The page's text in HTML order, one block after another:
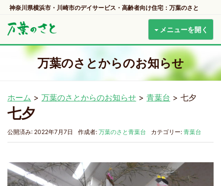
神奈川県横浜市・川崎市のデイサービス・高齢者向け住宅：万葉のさと
メニューを開く
万葉のさとからのお知らせ
ホーム > 万葉のさとからのお知らせ > 青葉台 > 七夕
七夕
公開済み: 2022年7月7日 作成者: 万葉のさと青葉台 カテゴリー: 青葉台